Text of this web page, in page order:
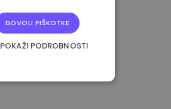
DOVOLI PIŠKOTKE
POKAŽI PODROBNOSTI